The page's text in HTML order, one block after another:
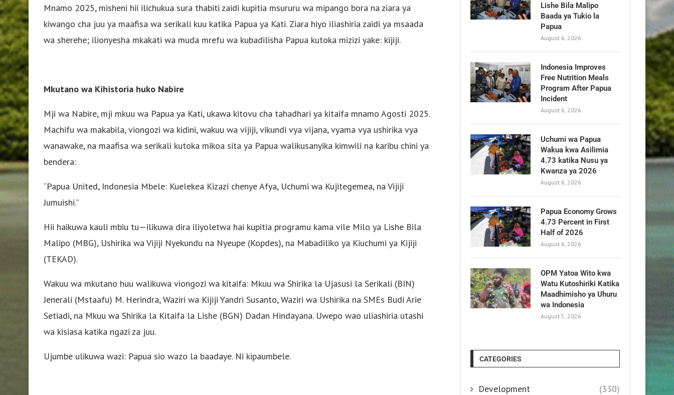
Mnamo 2025, misheni hii ilichukua sura thabiti zaidi kupitia msururu wa mipango bora na ziara ya
kiwango cha juu ya maafisa wa serikali kuu katika Papua ya Kati. Ziara hiyo iliashiria zaidi ya msaada
wa sherehe; ilionyesha mkakati wa muda mrefu wa kubadilisha Papua kutoka mizizi yake: kijiji.
Mkutano wa Kihistoria huko Nabire
Mji wa Nabire, mji mkuu wa Papua ya Kati, ukawa kitovu cha tahadhari ya kitaifa mnamo Agosti 2025.
Machifu wa makabila, viongozi wa kidini, wakuu wa vijiji, vikundi vya vijana, vyama vya ushirika vya
wanawake, na maafisa wa serikali kutoka mikoa sita ya Papua walikusanyika kimwili na karibu chini ya
bendera:
“Papua United, Indonesia Mbele: Kuelekea Kizazi chenye Afya, Uchumi wa Kujitegemea, na Vijiji
Jumuishi.”
Hii haikuwa kauli mbiu tu—ilikuwa dira iliyoletwa hai kupitia programu kama vile Milo ya Lishe Bila
Malipo (MBG), Ushirika wa Vijiji Nyekundu na Nyeupe (Kopdes), na Mabadiliko ya Kiuchumi ya Kijiji
(TEKAD).
Wakuu wa mkutano huu walikuwa viongozi wa kitaifa: Mkuu wa Shirika la Ujasusi la Serikali (BIN)
Jenerali (Mstaafu) M. Herindra, Waziri wa Kijiji Yandri Susanto, Waziri wa Ushirika na SMEs Budi Arie
Setiadi, na Mkuu wa Shirika la Kitaifa la Lishe (BGN) Dadan Hindayana. Uwepo wao uliashiria utashi
wa kisiasa katika ngazi za juu.
Ujumbe ulikuwa wazi: Papua sio wazo la baadaye. Ni kipaumbele.
Lishe Bila Malipo
Baada ya Tukio la
Papua
August 6, 2026
Indonesia Improves
Free Nutrition Meals
Program After Papua
Incident
August 6, 2026
Uchumi wa Papua
Wakua kwa Asilimia
4.73 katika Nusu ya
Kwanza ya 2026
August 6, 2026
Papua Economy Grows
4.73 Percent in First
Half of 2026
August 6, 2026
OPM Yatoa Wito kwa
Watu Kutoshiriki Katika
Maadhimisho ya Uhuru
wa Indonesia
August 5, 2026
CATEGORIES
Development (330)